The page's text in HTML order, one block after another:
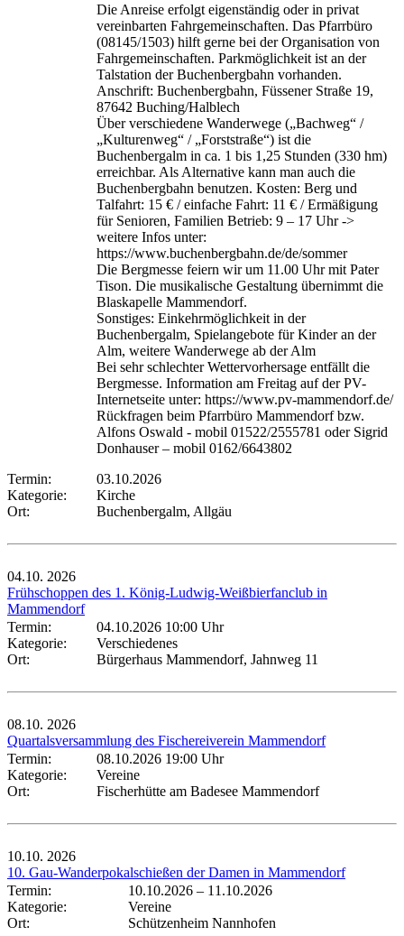
Die Anreise erfolgt eigenständig oder in privat
vereinbarten Fahrgemeinschaften. Das Pfarrbüro
(08145/1503) hilft gerne bei der Organisation von
Fahrgemeinschaften. Parkmöglichkeit ist an der
Talstation der Buchenbergbahn vorhanden.
Anschrift: Buchenbergbahn, Füssener Straße 19,
87642 Buching/Halblech
Über verschiedene Wanderwege („Bachweg“ /
„Kulturenweg“ / „Forststraße“) ist die
Buchenbergalm in ca. 1 bis 1,25 Stunden (330 hm)
erreichbar. Als Alternative kann man auch die
Buchenbergbahn benutzen. Kosten: Berg und
Talfahrt: 15 € / einfache Fahrt: 11 € / Ermäßigung
für Senioren, Familien Betrieb: 9 – 17 Uhr ->
weitere Infos unter:
https://www.buchenbergbahn.de/de/sommer
Die Bergmesse feiern wir um 11.00 Uhr mit Pater
Tison. Die musikalische Gestaltung übernimmt die
Blaskapelle Mammendorf.
Sonstiges: Einkehrmöglichkeit in der
Buchenbergalm, Spielangebote für Kinder an der
Alm, weitere Wanderwege ab der Alm
Bei sehr schlechter Wettervorhersage entfällt die
Bergmesse. Information am Freitag auf der PV-
Internetseite unter: https://www.pv-mammendorf.de/
Rückfragen beim Pfarrbüro Mammendorf bzw.
Alfons Oswald - mobil 01522/2555781 oder Sigrid
Donhauser – mobil 0162/6643802
Termin:
03.10.2026
Kategorie:
Kirche
Ort:
Buchenbergalm, Allgäu
04.10. 2026
Frühschoppen des 1. König-Ludwig-Weißbierfanclub in
Mammendorf
Termin:
04.10.2026 10:00 Uhr
Kategorie:
Verschiedenes
Ort:
Bürgerhaus Mammendorf, Jahnweg 11
08.10. 2026
Quartalsversammlung des Fischereiverein Mammendorf
Termin:
08.10.2026 19:00 Uhr
Kategorie:
Vereine
Ort:
Fischerhütte am Badesee Mammendorf
10.10. 2026
10. Gau-Wanderpokalschießen der Damen in Mammendorf
Termin:
10.10.2026 – 11.10.2026
Kategorie:
Vereine
Ort:
Schützenheim Nannhofen